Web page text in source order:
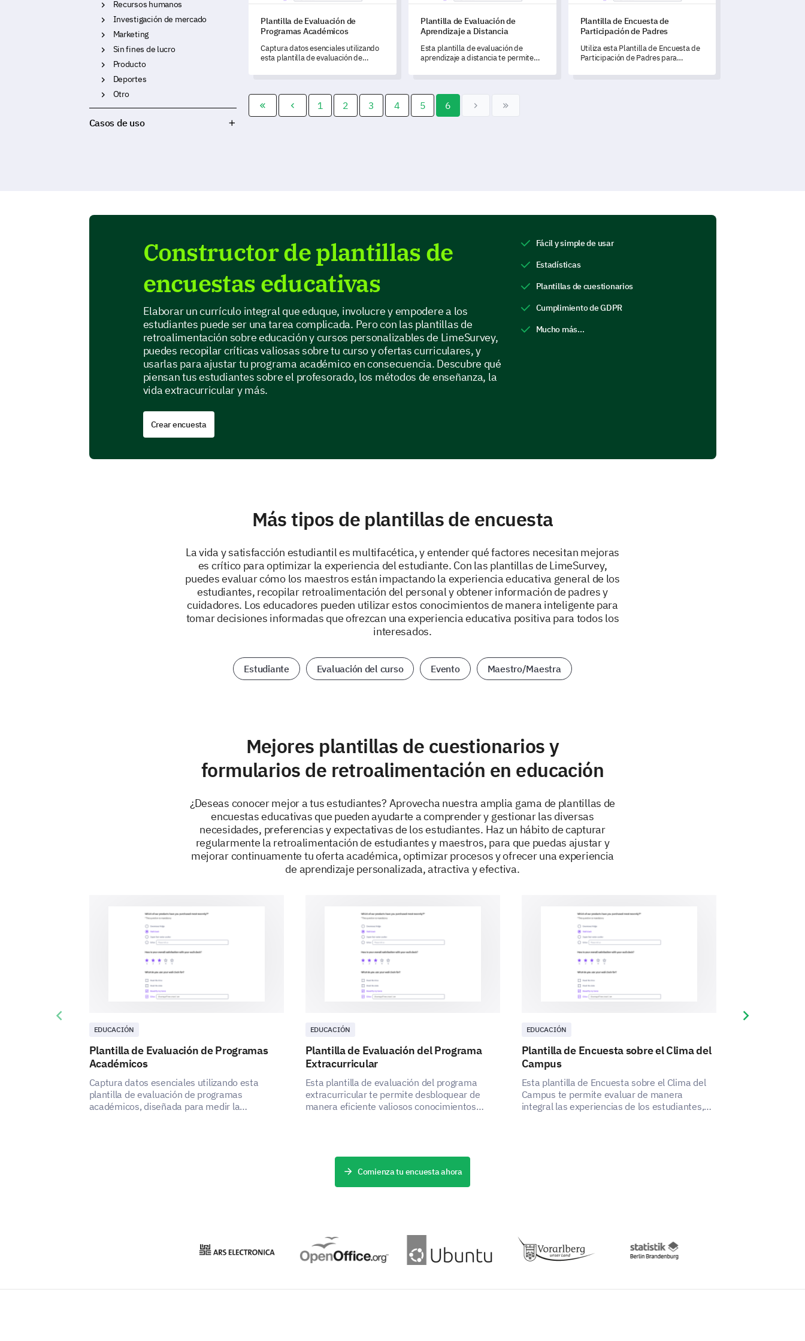
Plantilla de Evaluación de
Programas Académicos
Captura datos esenciales utilizando
esta plantilla de evaluación de
para medir la satisfacción de los
mejora.
Plantilla de Evaluación de
Aprendizaje a Distancia
Esta plantilla de evaluación de
aprendizaje a distancia te permite
efectividad de tu programa de e-
estudiantes.
Plantilla de Encuesta de
Participación de Padres
Utiliza esta Plantilla de Encuesta de
Participación de Padres para
contribución de los padres en la
1 2 3 4 5 6
Recursos humanos
Investigación de mercado
Marketing
Sin fines de lucro
Producto
Deportes
Otro
Casos de uso
Constructor de plantillas de
encuestas educativas
Elaborar un currículo integral que eduque, involucre y empodere a los
estudiantes puede ser una tarea complicada. Pero con las plantillas de
retroalimentación sobre educación y cursos personalizables de LimeSurvey,
puedes recopilar críticas valiosas sobre tu curso y ofertas curriculares, y
usarlas para ajustar tu programa académico en consecuencia. Descubre qué
piensan tus estudiantes sobre el profesorado, los métodos de enseñanza, la
vida extracurricular y más.
Crear encuesta
Fácil y simple de usar
Estadísticas
Plantillas de cuestionarios
Cumplimiento de GDPR
Mucho más...
Más tipos de plantillas de encuesta
La vida y satisfacción estudiantil es multifacética, y entender qué factores necesitan mejoras
es crítico para optimizar la experiencia del estudiante. Con las plantillas de LimeSurvey,
puedes evaluar cómo los maestros están impactando la experiencia educativa general de los
estudiantes, recopilar retroalimentación del personal y obtener información de padres y
cuidadores. Los educadores pueden utilizar estos conocimientos de manera inteligente para
tomar decisiones informadas que ofrezcan una experiencia educativa positiva para todos los
interesados.
Estudiante Evaluación del curso Evento Maestro/Maestra
Mejores plantillas de cuestionarios y
formularios de retroalimentación en educación
¿Deseas conocer mejor a tus estudiantes? Aprovecha nuestra amplia gama de plantillas de
encuestas educativas que pueden ayudarte a comprender y gestionar las diversas
necesidades, preferencias y expectativas de los estudiantes. Haz un hábito de capturar
regularmente la retroalimentación de estudiantes y maestros, para que puedas ajustar y
mejorar continuamente tu oferta académica, optimizar procesos y ofrecer una experiencia
de aprendizaje personalizada, atractiva y efectiva.
EDUCACIÓN
Plantilla de Evaluación de Programas
Académicos
Captura datos esenciales utilizando esta
plantilla de evaluación de programas
académicos, diseñada para medir la
EDUCACIÓN
Plantilla de Evaluación del Programa
Extracurricular
Esta plantilla de evaluación del programa
extracurricular te permite desbloquear de
manera eficiente valiosos conocimientos
EDUCACIÓN
Plantilla de Encuesta sobre el Clima del
Campus
Esta plantilla de Encuesta sobre el Clima del
Campus te permite evaluar de manera
integral las experiencias de los estudiantes,
Previous slide Next slide
Comienza tu encuesta ahora